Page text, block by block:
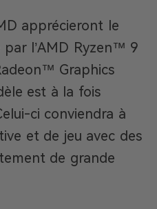
apprécieront le
par l’AMD Ryzen™ 9
Graphics
est à la fois
ci conviendra à
et de jeu avec des
de grande